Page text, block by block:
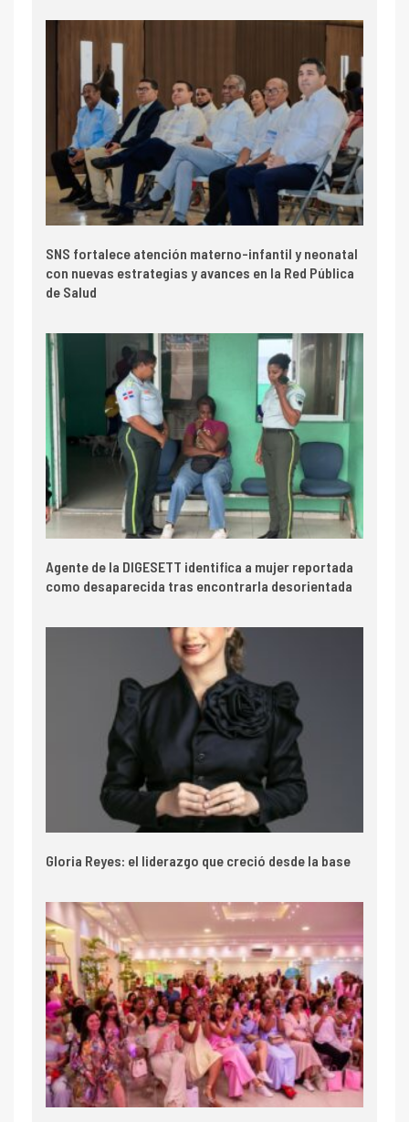
SNS fortalece atención materno-infantil y neonatal
con nuevas estrategias y avances en la Red Pública
de Salud
Agente de la DIGESETT identifica a mujer reportada
como desaparecida tras encontrarla desorientada
Gloria Reyes: el liderazgo que creció desde la base